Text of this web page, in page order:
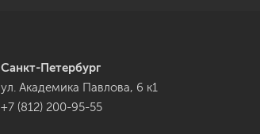
Санкт-Петербург
ул. Академика Павлова, 6 к1
+7 (812) 200-95-55